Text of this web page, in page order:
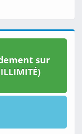
sur